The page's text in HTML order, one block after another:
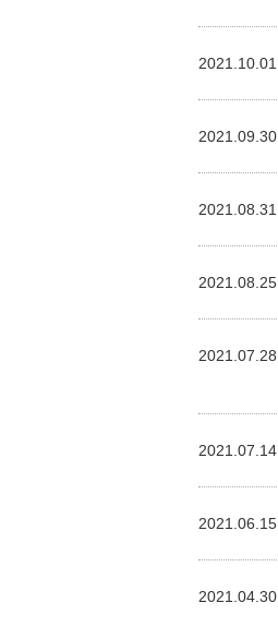
2021.10.01
2021.09.30
2021.08.31
2021.08.25
2021.07.28
2021.07.14
2021.06.15
2021.04.30